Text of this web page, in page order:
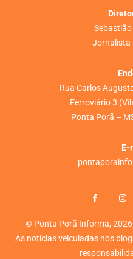
Jornalista
Rua Carlos
Ferroviário 3
Ponta Porã –
E-
© Ponta Porã Informa,
As notícias veiculadas nos